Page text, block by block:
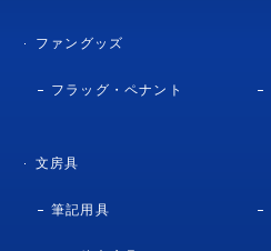
ファングッズ
フラッグ・ペナント
文房具
筆記用具